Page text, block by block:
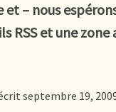
– nous
RSS et une zone
septembre 19,